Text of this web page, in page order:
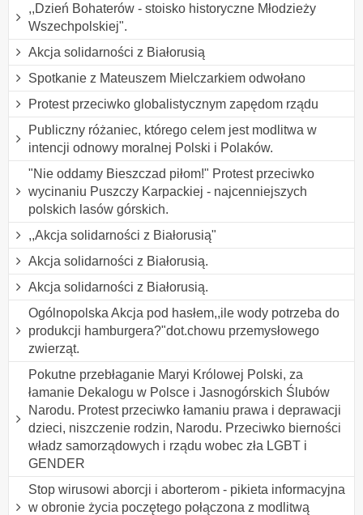
,,Dzień Bohaterów - stoisko historyczne Młodzieży
Wszechpolskiej".
Akcja solidarności z Białorusią
Spotkanie z Mateuszem Mielczarkiem odwołano
Protest przeciwko globalistycznym zapędom rządu
Publiczny różaniec, którego celem jest modlitwa w
intencji odnowy moralnej Polski i Polaków.
"Nie oddamy Bieszczad piłom!" Protest przeciwko
wycinaniu Puszczy Karpackiej - najcenniejszych
polskich lasów górskich.
,,Akcja solidarności z Białorusią"
Akcja solidarności z Białorusią.
Akcja solidarności z Białorusią.
Ogólnopolska Akcja pod hasłem,,ile wody potrzeba do
produkcji hamburgera?"dot.chowu przemysłowego
zwierząt.
Pokutne przebłaganie Maryi Królowej Polski, za
łamanie Dekalogu w Polsce i Jasnogórskich Ślubów
Narodu. Protest przeciwko łamaniu prawa i deprawacji
dzieci, niszczenie rodzin, Narodu. Przeciwko bierności
władz samorządowych i rządu wobec zła LGBT i
GENDER
Stop wirusowi aborcji i aborterom - pikieta informacyjna
w obronie życia poczętego połączona z modlitwą